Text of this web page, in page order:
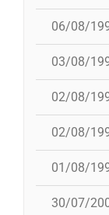
06/08/
03/08/
02/08/
02/08/
01/08/
30/07/